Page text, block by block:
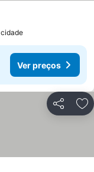
Ver preços
Partilhar